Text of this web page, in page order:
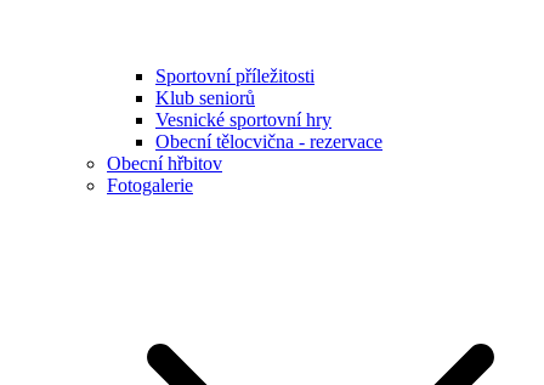
Sportovní příležitosti
Klub seniorů
Vesnické sportovní hry
Obecní tělocvična - rezervace
Obecní hřbitov
Fotogalerie